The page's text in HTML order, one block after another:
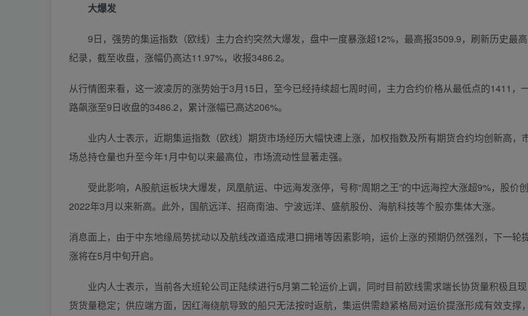
大爆发
9日，强势的集运指数（欧线）主力合约突然大爆发，盘中一度暴涨超12%，最高报3509.9，刷新历史最高
纪录，截至收盘，涨幅仍高达11.97%，收报3486.2。
从行情图来看，这一波凌厉的涨势始于3月15日，至今已经持续超七周时间，主力合约价格从最低点的1411，
路飙涨至9日收盘的3486.2，累计涨幅已高达206%。
业内人士表示，近期集运指数（欧线）期货市场经历大幅快速上涨，加权指数及所有期货合约均创新高，
场总持仓量也升至今年1月中旬以来最高位，市场流动性显著走强。
受此影响，A股航运板块大爆发，凤凰航运、中远海发涨停，号称“周期之王”的中远海控大涨超9%，股价创
2022年3月以来新高。此外，国航远洋、招商南油、宁波远洋、盛航股份、海航科技等个股亦集体大涨。
消息面上，由于中东地缘局势扰动以及航线改道造成港口拥堵等因素影响，运价上涨的预期仍然强烈，下一轮
涨将在5月中旬开启。
业内人士表示，当前各大班轮公司正陆续进行5月第二轮运价上调，同时目前欧线需求端长协货量积极且现
货货量稳定；供应端方面，因红海绕航导致的船只无法按时返航，集运供需趋紧格局对运价提涨形成有效支撑